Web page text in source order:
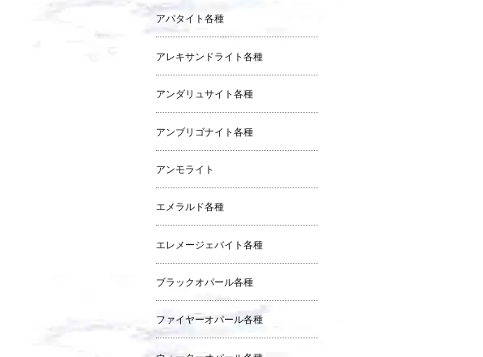
アパタイト各種
アレキサンドライト各種
アンダリュサイト各種
アンブリゴナイト各種
アンモライト
エメラルド各種
エレメージェバイト各種
ブラックオパール各種
ファイヤーオパール各種